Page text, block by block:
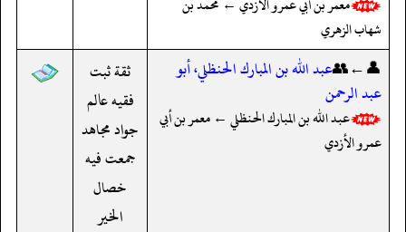
شهاب الزهري
👤←👥عبد الله بن المبارك الحنظلي، أبو
عبد الرحمن
عبد الله بن المبارك الحنظلي ← معمر بن أبي
عمرو الأزدي
ثقة ثبت
فقيه عالم
جواد مجاهد
جمعت فيه
خصال
الخير